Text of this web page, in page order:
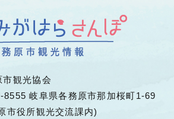
市観光協会
8555 岐阜県各務原市那加桜町1-69
市役所観光交流課内)